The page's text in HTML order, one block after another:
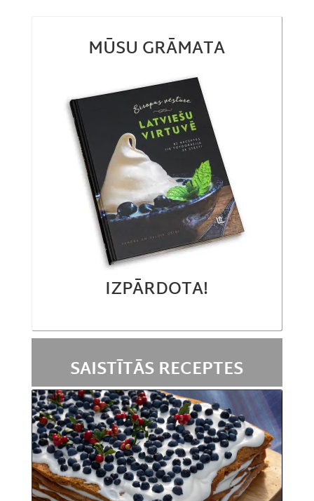
MŪSU GRĀMATA
IZPĀRDOTA!
SAISTĪTĀS RECEPTES